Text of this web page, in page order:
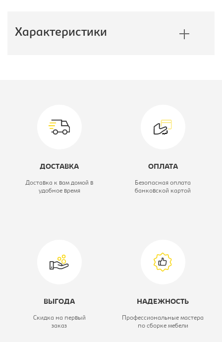
Характеристики
двухспальная
Глубина, мм: 2120
-
ДОСТАВКА
Доставка к вам домой в
удобное время
ОПЛАТА
Безопасная оплата
банковской картой
ВЫГОДА
Скидка на первый
заказ
НАДЕЖНОСТЬ
Профессиональные мастера
по сборке мебели